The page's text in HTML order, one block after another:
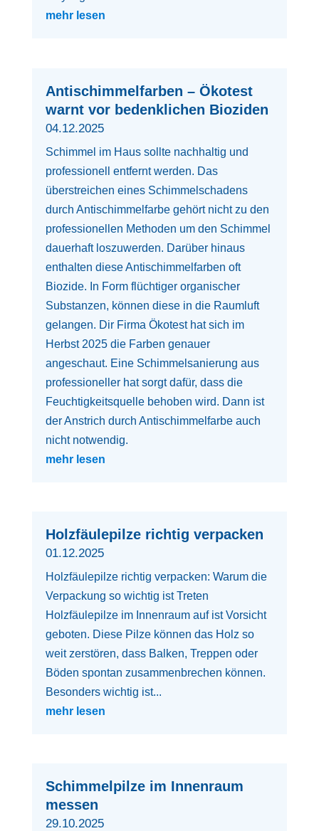
mehr lesen
Antischimmelfarben – Ökotest
warnt vor bedenklichen Bioziden
04.12.2025
Schimmel im Haus sollte nachhaltig und
professionell entfernt werden. Das
überstreichen eines Schimmelschadens
durch Antischimmelfarbe gehört nicht zu den
professionellen Methoden um den Schimmel
dauerhaft loszuwerden. Darüber hinaus
enthalten diese Antischimmelfarben oft
Biozide. In Form flüchtiger organischer
Substanzen, können diese in die Raumluft
gelangen. Dir Firma Ökotest hat sich im
Herbst 2025 die Farben genauer
angeschaut. Eine Schimmelsanierung aus
professioneller hat sorgt dafür, dass die
Feuchtigkeitsquelle behoben wird. Dann ist
der Anstrich durch Antischimmelfarbe auch
nicht notwendig.
mehr lesen
Holzfäulepilze richtig verpacken
01.12.2025
Holzfäulepilze richtig verpacken: Warum die
Verpackung so wichtig ist Treten
Holzfäulepilze im Innenraum auf ist Vorsicht
geboten. Diese Pilze können das Holz so
weit zerstören, dass Balken, Treppen oder
Böden spontan zusammenbrechen können.
Besonders wichtig ist...
mehr lesen
Schimmelpilze im Innenraum
messen
29.10.2025